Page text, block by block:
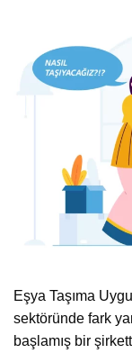
Eşya Taşıma
sektöründe fark
başlamış bir